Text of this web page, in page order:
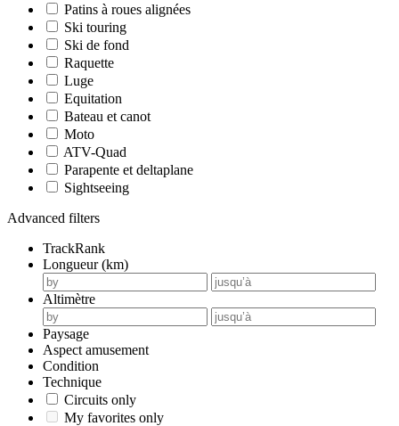
Patins à roues alignées
Ski touring
Ski de fond
Raquette
Luge
Equitation
Bateau et canot
Moto
ATV-Quad
Parapente et deltaplane
Sightseeing
Advanced filters
TrackRank
Longueur (km)
Altimètre
Paysage
Aspect amusement
Condition
Technique
Circuits only
My favorites only